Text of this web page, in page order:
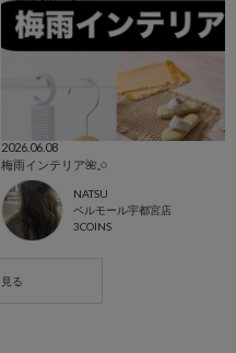
2026.06.08
梅雨インテリア🌺𓈒𓏸
NATSU
ベルモール宇都宮店
3COINS